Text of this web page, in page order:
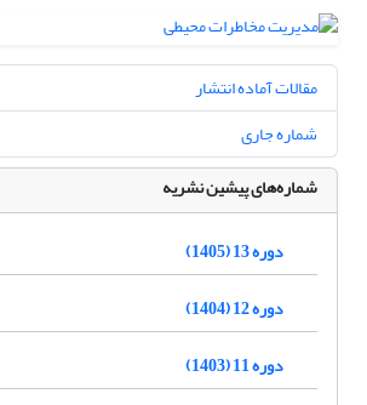
مقالات آماده انتشار
شماره جاری
شماره‌های پیشین نشریه
دوره 13 (1405)
دوره 12 (1404)
دوره 11 (1403)